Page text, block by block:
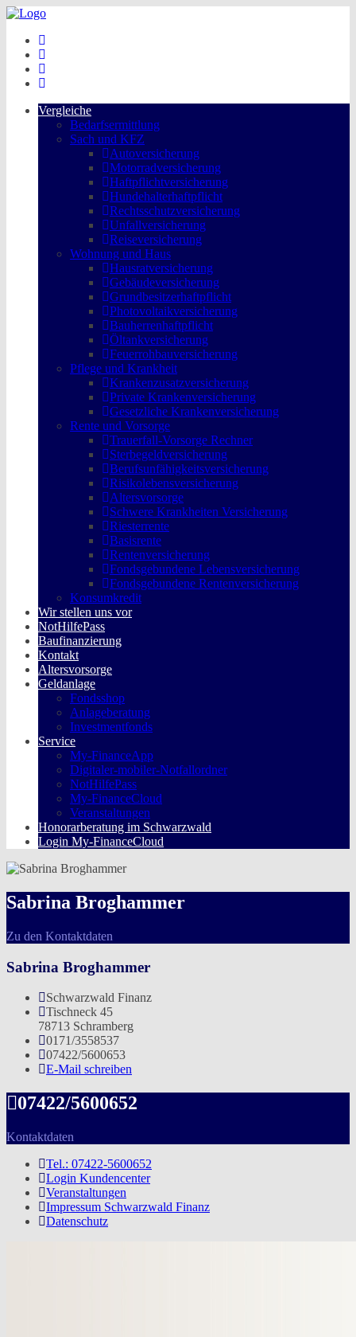
Vergleiche
Bedarfsermittlung
Sach und KFZ
Autoversicherung
Motorradversicherung
Haftpflichtversicherung
Hundehalterhaftpflicht
Rechtsschutzversicherung
Unfallversicherung
Reiseversicherung
Wohnung und Haus
Hausratversicherung
Gebäudeversicherung
Grundbesitzerhaftpflicht
Photovoltaikversicherung
Bauherrenhaftpflicht
Öltankversicherung
Feuerrohbauversicherung
Pflege und Krankheit
Krankenzusatzversicherung
Private Krankenversicherung
Gesetzliche Krankenversicherung
Rente und Vorsorge
Trauerfall-Vorsorge Rechner
Sterbegeldversicherung
Berufs­unfähigkeitsversicherung
Risikolebensversicherung
Altersvorsorge
Schwere Krankheiten Versicherung
Riesterrente
Basisrente
Rentenversicherung
Fondsgebundene Lebensversicherung
Fondsgebundene Rentenversicherung
Konsumkredit
Wir stellen uns vor
NotHilfePass
Baufinanzierung
Kontakt
Altersvorsorge
Geldanlage
Fondsshop
Anlageberatung
Investmentfonds
Service
My-FinanceApp
Digitaler-mobiler-Notfallordner
NotHilfePass
My-FinanceCloud
Veranstaltungen
Honorarberatung im Schwarzwald
Login My-FinanceCloud
Sabrina Broghammer
Zu den Kontaktdaten
Sabrina Broghammer
Schwarzwald Finanz
Tischneck 45
78713 Schramberg
0171/3558537
07422/5600653
E-Mail schreiben
07422/5600652
Kontaktdaten
Tel.: 07422-5600652
Login Kundencenter
Veranstaltungen
Impressum Schwarzwald Finanz
Datenschutz